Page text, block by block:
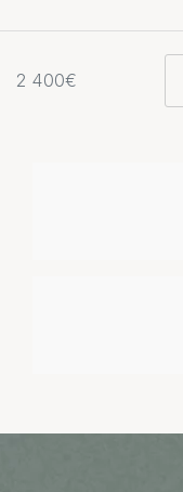
2 400€